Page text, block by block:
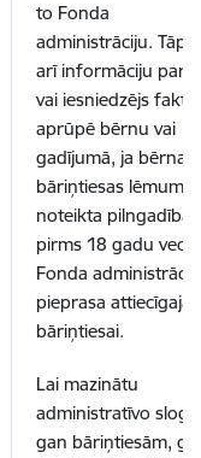
to Fonda
administrāciju. Tāpat
arī informāciju par
vai iesniedzējs
aprūpē bērnu vai
gadījumā, ja
bāriņtiesas lēmumu
noteikta pilngadība
pirms 18 gadu
Fonda
pieprasa attiecīgajai
bāriņtiesai.
Lai mazinātu
administratīvo slogu
gan bāriņtiesām,